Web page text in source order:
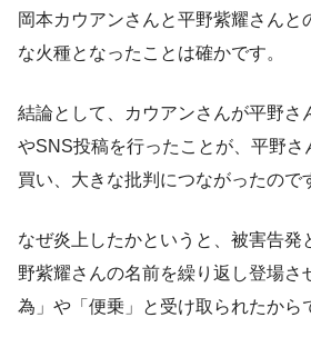
岡本カウアンさんと平野紫耀さんと
な火種となったことは確かです。
結論として、カウアンさんが平野さ
やSNS投稿を行ったことが、平野さ
買い、大きな批判につながったので
なぜ炎上したかというと、被害告発
野紫耀さんの名前を繰り返し登場さ
為」や「便乗」と受け取られたから